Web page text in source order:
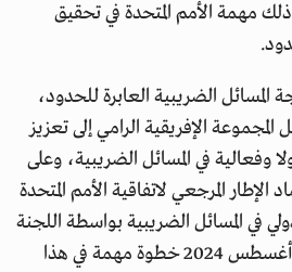
مهمة الأمم المتحدة في تحقيق
المسائل الضريبية العابرة للحدود،
الإفريقية الرامي إلى تعزيز
وفعالية في المسائل الضريبية، وعلى
المرجعي لاتفاقية الأمم المتحدة
في المسائل الضريبية بواسطة اللجنة
المخصصة المعنية بذلك في أغسطس 2024 خطوة مهمة في هذا